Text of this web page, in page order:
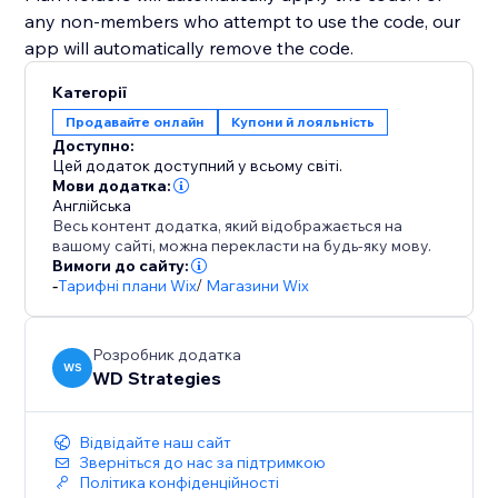
any non-members who attempt to use the code, our
app will automatically remove the code.
Категорії
Продавайте онлайн Купони й лояльність
Доступно:
Цей додаток доступний у всьому світі.
Мови додатка:
Англійська
Весь контент додатка, який відображається на
вашому сайті, можна перекласти на будь-яку мову.
Вимоги до сайту:
-Тарифні плани Wix/ Магазини Wix
WS
Розробник додатка
WD Strategies
Відвідайте наш сайт
Зверніться до нас за підтримкою
Політика конфіденційності